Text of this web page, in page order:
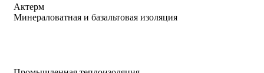
Актерм
Минераловатная и базальтовая изоляция